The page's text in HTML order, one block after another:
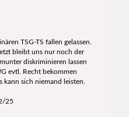
TSG-TS fallen gelassen.
bleibt uns nur noch der
diskriminieren lassen
evtl. Recht bekommen
kann sich niemand leisten.
25